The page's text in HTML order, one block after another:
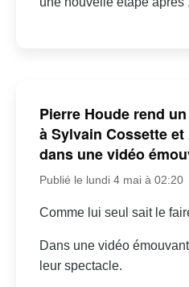
Pierre Houde rend
à Sylvain Cossette
dans une vidéo
Publié le lundi 4 mai à 02:20
Comme lui seul sait le
Dans une vidéo
leur spectacle.